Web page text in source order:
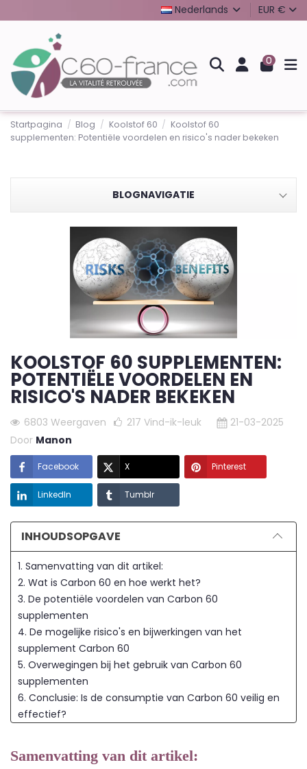
Nederlands EUR €
0
Startpagina Blog Koolstof 60
Koolstof 60
supplementen: Potentiële voordelen en risico's nader bekeken
BLOGNAVIGATIE
KOOLSTOF 60 SUPPLEMENTEN:
POTENTIËLE VOORDELEN EN
RISICO'S NADER BEKEKEN
6803 Weergaven 217 Vind-ik-leuk
21-03-2025
Door Manon
Facebook X Pinterest
LinkedIn Tumblr
INHOUDSOPGAVE
1. Samenvatting van dit artikel:
2. Wat is Carbon 60 en hoe werkt het?
3. De potentiële voordelen van Carbon 60
supplementen
4. De mogelijke risico's en bijwerkingen van het
supplement Carbon 60
5. Overwegingen bij het gebruik van Carbon 60
supplementen
6. Conclusie: Is de consumptie van Carbon 60 veilig en
effectief?
7.1. V1: Wat is Carbon 60?
7.2. V2: Hoe werkt Carbon 60 als antioxidant?
Samenvatting van dit artikel: